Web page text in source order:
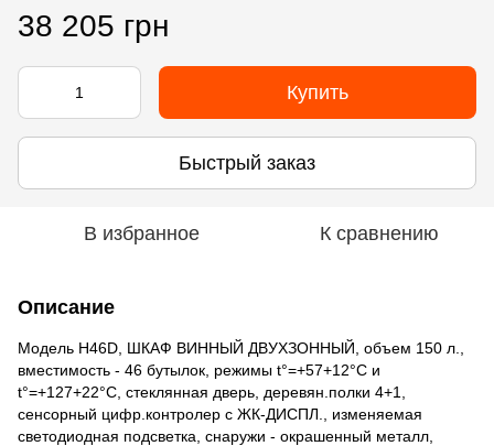
38 205 грн
Купить
Быстрый заказ
В избранное К сравнению
Описание
Модель H46D, ШКАФ ВИННЫЙ ДВУХЗОННЫЙ, объем 150 л.,
вместимость - 46 бутылок, режимы t°=+57+12°C и
t°=+127+22°C, стеклянная дверь, деревян.полки 4+1,
сенсорный цифр.контролер с ЖК-ДИСПЛ., изменяемая
светодиодная подсветка, снаружи - окрашенный металл,